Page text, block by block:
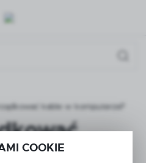
kable w komputerze?
COOKIE